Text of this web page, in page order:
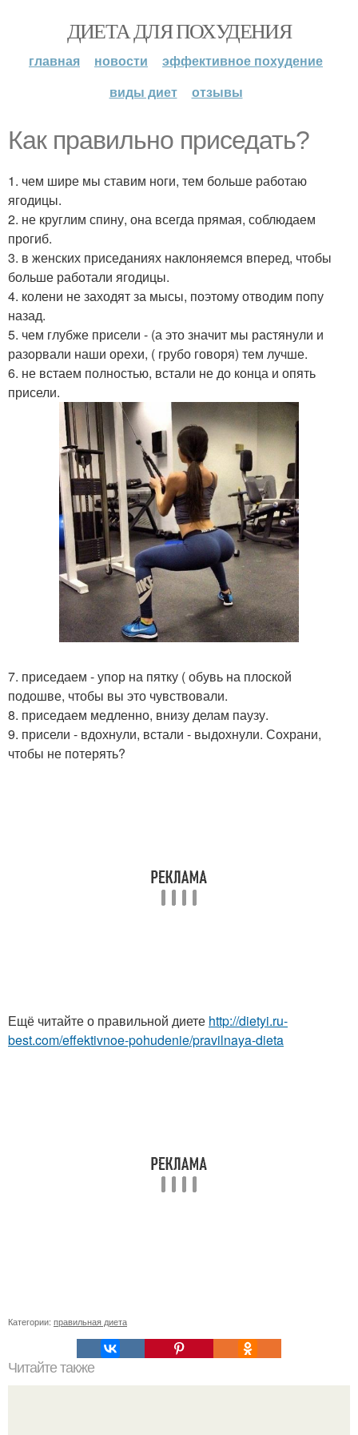
ДИЕТА ДЛЯ ПОХУДЕНИЯ
главная новости
эффективное похудение
виды диет
отзывы
Как правильно приседать?
1. чем шире мы ставим ноги, тем больше работаю
ягодицы.
2. не круглим спину, она всегда прямая, соблюдаем
прогиб.
3. в женских приседаниях наклоняемся вперед, чтобы
больше работали ягодицы.
4. колени не заходят за мысы, поэтому отводим попу
назад.
5. чем глубже присели - (а это значит мы растянули и
разорвали наши орехи, ( грубо говоря) тем лучше.
6. не встаем полностью, встали не до конца и опять
присели.
7. приседаем - упор на пятку ( обувь на плоской
подошве, чтобы вы это чувствовали.
8. приседаем медленно, внизу делам паузу.
9. присели - вдохнули, встали - выдохнули. Сохрани,
чтобы не потерять?
Ещё читайте о правильной диете http://dietyi.ru-
best.com/effektivnoe-pohudenie/pravilnaya-dieta
Категории: правильная диета
Читайте также